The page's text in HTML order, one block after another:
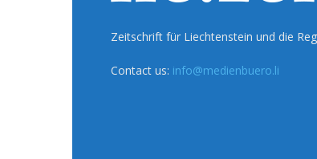
Zeitschrift für Liechtenstein und die
Contact us: info@medienbuero.li